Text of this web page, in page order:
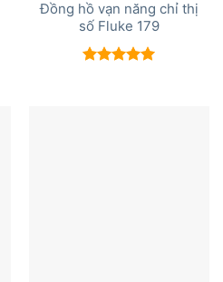
Đồng hồ vạn năng chỉ thị
số Fluke 179